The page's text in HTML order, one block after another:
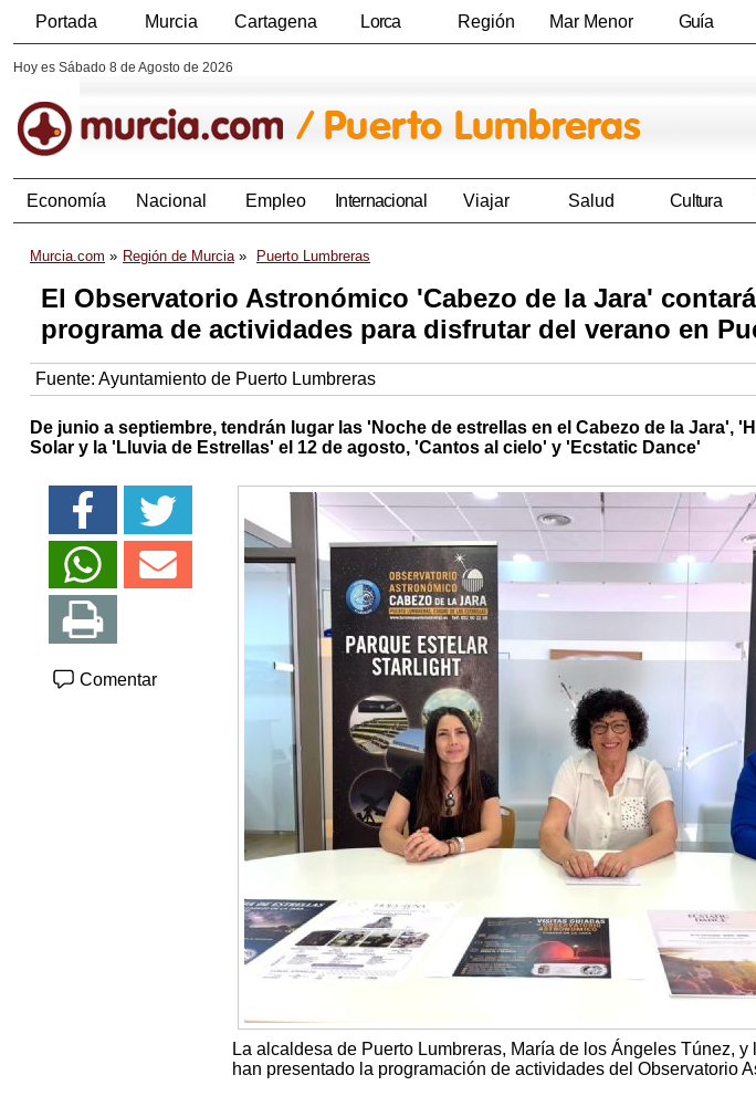
Portada Murcia Cartagena Lorca Región Mar Menor Guía
Hoy es Sábado 8 de Agosto de 2026
Economía Nacional Empleo Internacional Viajar Salud Cultura
Murcia.com Región de Murcia Puerto Lumbreras
El Observatorio Astronómico 'Cabezo de la Jara'
programa de actividades para disfrutar del verano en
Fuente: Ayuntamiento de Puerto Lumbreras
De junio a septiembre, tendrán lugar las 'Noche de estrellas en el Cabezo de la Jara',
Solar y la 'Lluvia de Estrellas' el 12 de agosto, 'Cantos al cielo' y 'Ecstatic Dance'
Comentar
La alcaldesa de Puerto Lumbreras, María de los Ángeles Túnez,
han presentado la programación de actividades del Observatorio